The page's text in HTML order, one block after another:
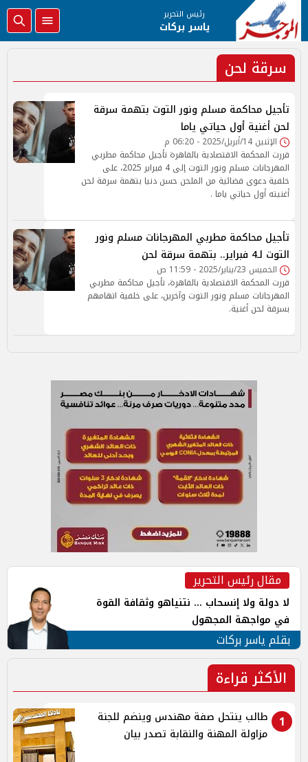
رئيس التحرير
ياسر بركات
سرقة لحن
تأجيل محاكمة مسلم ونور التوت بتهمة سرقة
لحن أغنية أول حياتي ياما
الإثنين 14/أبريل/2025 - 06:20 م
قررت المحكمة الاقتصادية بالقاهرة تأجيل محاكمة مطربي
المهرجانات مسلم ونور التوت إلى 4 فبراير 2025، على
خلفية دعوى قضائية من الملحن حسن دنيا بتهمة سرقة لحن
أغنيته أول حياتي ياما .
تأجيل محاكمة مطربي المهرجانات مسلم ونور
التوت لـ4 فبراير.. بتهمة سرقة لحن
الخميس 23/يناير/2025 - 11:59 ص
قررت المحكمة الاقتصادية بالقاهرة، تأجيل محاكمة مطربي
المهرجانات مسلم ونور التوت وآخرين، على خلفية اتهامهم
بسرقة لحن أغنية.
مقال رئيس التحرير
لا دولة ولا إنسحاب ... نتنياهو وثقافة القوة
في مواجهة المجهول
بقلم ياسر بركات
الأكثر قراءة
1
طالب ينتحل صفة مهندس وينضم للجنة
مزاولة المهنة والنقابة تصدر بيان